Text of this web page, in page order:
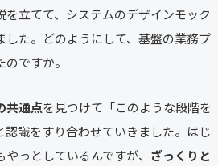
を立てて、システムのデザインモック
した。どのようにして、基盤の業務プ
ですか。
共通点を見つけて「このような段階を
認識をすり合わせていきました。はじ
っとしているんですが、 ざっくりと